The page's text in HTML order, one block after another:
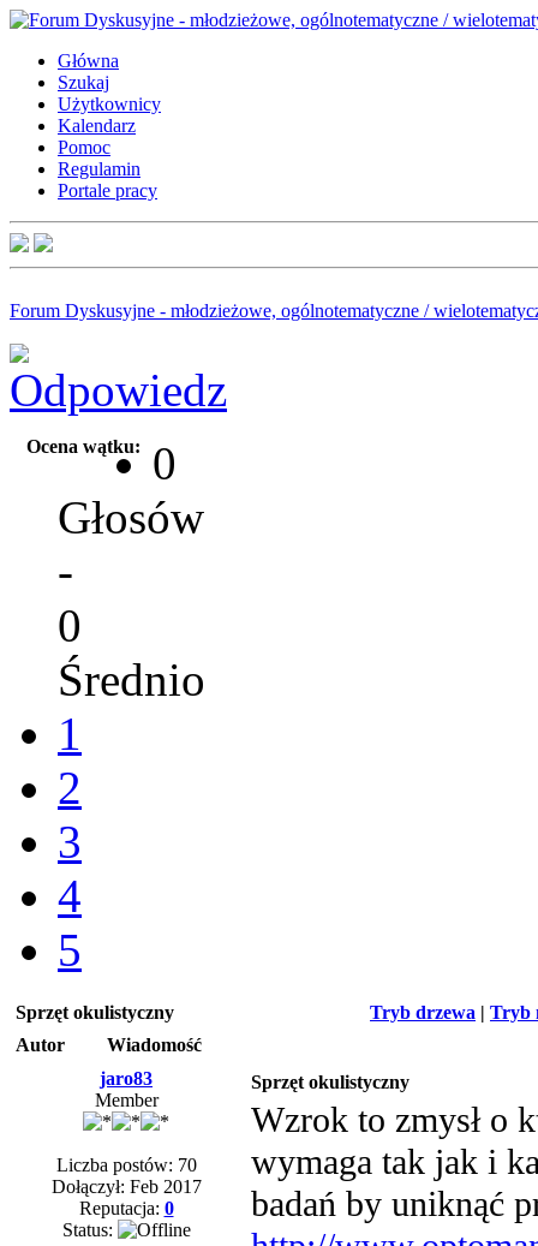
Główna
Szukaj
Użytkownicy
Kalendarz
Pomoc
Regulamin
Portale pracy
Forum Dyskusyjne - młodzieżowe, ogólnotematyczne /
Ocena wątku:
0
Głosów
-
0
Średnio
1
2
3
4
5
Tryb drzewa | Tryb
Sprzęt okulistyczny
Autor
Wiadomość
jaro83
Member
Liczba postów: 70
Dołączył: Feb 2017
Reputacja: 0
Status:
Sprzęt okulistyczny
Wzrok to zmysł o
wymaga tak jak i
badań by uniknąć